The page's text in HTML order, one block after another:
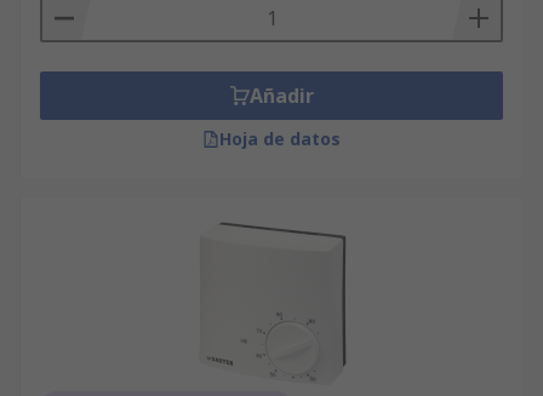
Añadir
Hoja de datos